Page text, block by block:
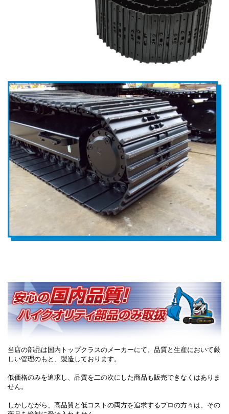
当店の部品は国内トップクラスのメーカーにて、品質と生産において厳
しい管理のもと、製造しております。
低価格のみを追求し、品質を二の次にした商品も販売できなくはありま
せん。
しかしながら、高品質と低コストの両方を追求するプロの方々は、その